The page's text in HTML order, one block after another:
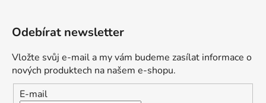
Odebírat newsletter
Vložte svůj e-mail a my vám budeme zasílat informace o
nových produktech na našem e-shopu.
E-mail